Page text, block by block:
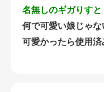
名無しのギガりすと
何で可愛い娘じゃな
可愛かったら使用